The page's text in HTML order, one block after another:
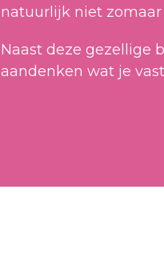
natuurlijk niet zomaar
Naast deze gezellige
aandenken wat je